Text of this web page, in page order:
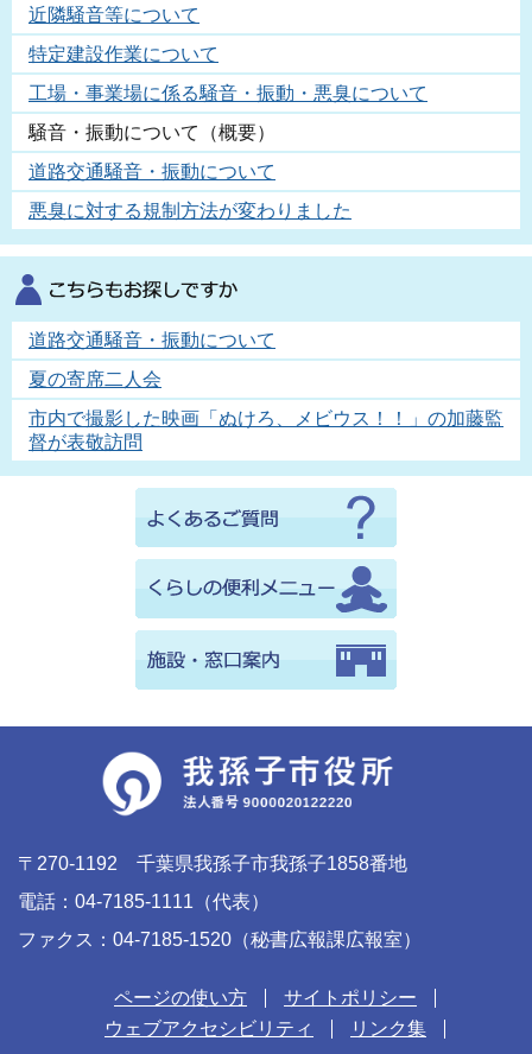
近隣騒音等について
特定建設作業について
工場・事業場に係る騒音・振動・悪臭について
騒音・振動について（概要）
道路交通騒音・振動について
悪臭に対する規制方法が変わりました
道路交通騒音・振動について
夏の寄席二人会
市内で撮影した映画「ぬけろ、メビウス！！」の加藤監
督が表敬訪問
〒270-1192 千葉県我孫子市我孫子1858番地
電話：04-7185-1111（代表）
ファクス：04-7185-1520（秘書広報課広報室）
ページの使い方
サイトポリシー
ウェブアクセシビリティ
リンク集